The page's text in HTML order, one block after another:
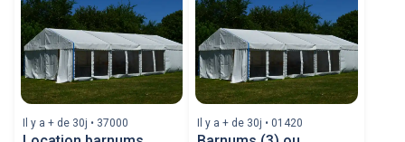
Il y a + de 30j • 37000 Il y a + de 30j • 01420